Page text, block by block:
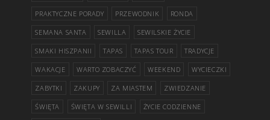
PRAKTYCZNE PORADY PRZEWODNIK RONDA
SEMANA SANTA SEWILLA SEWILSKIE ŻYCIE
SMAKI HISZPANII TAPAS TAPAS TOUR TRADYCJE
WAKACJE WARTO ZOBACZYĆ WEEKEND WYCIECZKI
ZABYTKI ZAKUPY ZA MIASTEM ZWIEDZANIE
ŚWIĘTA ŚWIĘTA W SEWILLI ŻYCIE CODZIENNE